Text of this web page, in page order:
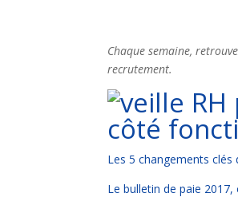
Chaque semaine,
recrutement.
côté
Les 5 changements
Le bulletin de paie